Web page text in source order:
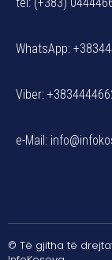
WhatsApp:
Viber:
e-Mail:
© Të gjitha të